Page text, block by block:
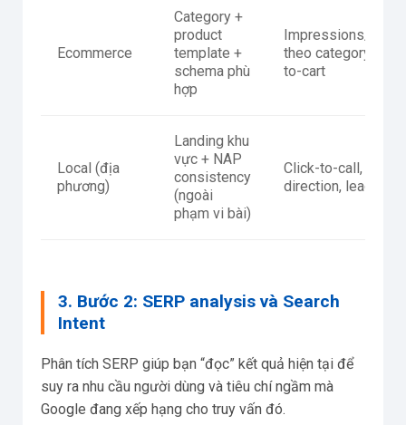
Ecommerce
Category +
product
template +
schema phù
hợp
Impressions/
theo category, add-
to-cart
Local (địa
phương)
Landing khu
vực + NAP
consistency
(ngoài
phạm vi bài)
Click-to-call,
direction, lead
3. Bước 2: SERP analysis và Search
Intent
Phân tích SERP giúp bạn “đọc” kết quả hiện tại để
suy ra nhu cầu người dùng và tiêu chí ngầm mà
Google đang xếp hạng cho truy vấn đó.